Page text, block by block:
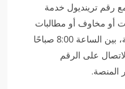
رقم ترينديول خدمة
أو مخاوف أو مطالبات
من الاثنين إلى الجمعة، بين الساعة 8:00 صباحًا
المنصة.